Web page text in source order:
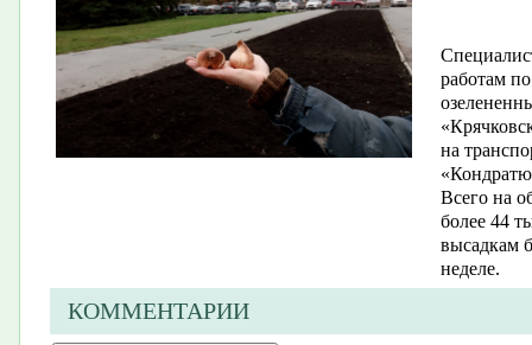
работам
на
Всего на
более 44
высадкам
неделе.
КОММЕНТАРИИ